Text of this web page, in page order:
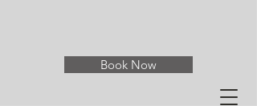
Book Now